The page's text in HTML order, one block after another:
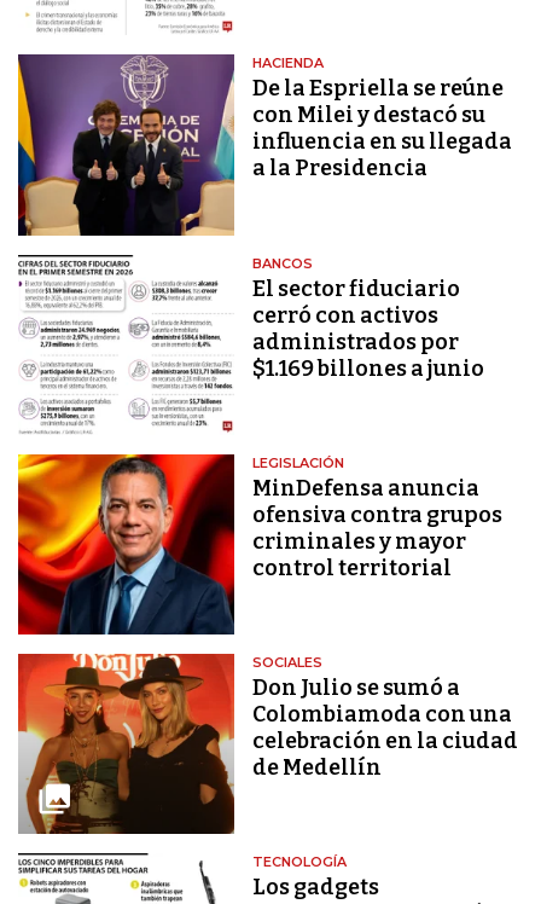
HACIENDA
De la Espriella se reúne
con Milei y destacó su
influencia en su llegada
a la Presidencia
BANCOS
El sector fiduciario
cerró con activos
administrados por
$1.169 billones a junio
LEGISLACIÓN
MinDefensa anuncia
ofensiva contra grupos
criminales y mayor
control territorial
SOCIALES
Don Julio se sumó a
Colombiamoda con una
celebración en la ciudad
de Medellín
TECNOLOGÍA
Los gadgets